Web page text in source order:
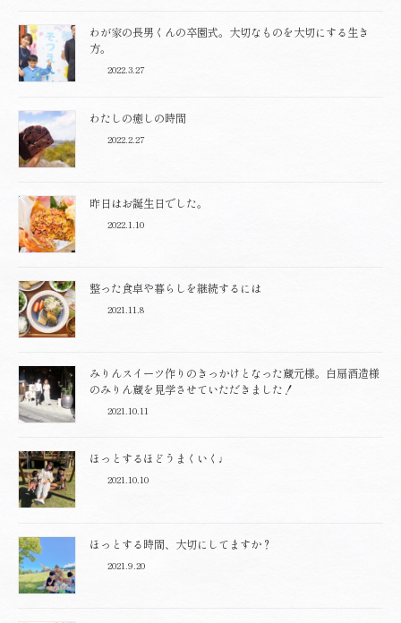
わが家の長男くんの卒園式。大切なものを大切にする生き
方。
2022.3.27
わたしの癒しの時間
2022.2.27
昨日はお誕生日でした。
2022.1.10
整った食卓や暮らしを継続するには
2021.11.8
みりんスイーツ作りのきっかけとなった蔵元様。白扇酒造様
のみりん蔵を見学させていただきました！
2021.10.11
ほっとするほどうまくいく♩
2021.10.10
ほっとする時間、大切にしてますか？
2021.9.20